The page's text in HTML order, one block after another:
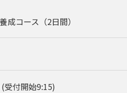
成コース（2日間）
受付開始9:15)